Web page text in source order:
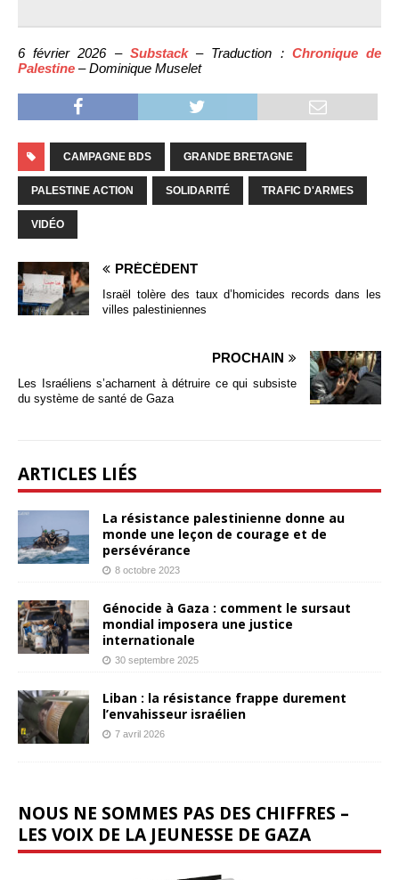
6 février 2026 – Substack– Traduction : Chronique de
Palestine – Dominique Muselet
CAMPAGNE BDS GRANDE BRETAGNE
PALESTINE ACTION SOLIDARITÉ TRAFIC D'ARMES
VIDÉO
PRÉCÉDENT
Israël tolère des taux d’homicides records dans les
villes palestiniennes
PROCHAIN
Les Israéliens s’acharnent à détruire ce qui subsiste
du système de santé de Gaza
ARTICLES LIÉS
La résistance palestinienne donne au
monde une leçon de courage et de
persévérance
8 octobre 2023
Génocide à Gaza : comment le sursaut
mondial imposera une justice
internationale
30 septembre 2025
Liban : la résistance frappe durement
l’envahisseur israélien
7 avril 2026
NOUS NE SOMMES PAS DES CHIFFRES –
LES VOIX DE LA JEUNESSE DE GAZA